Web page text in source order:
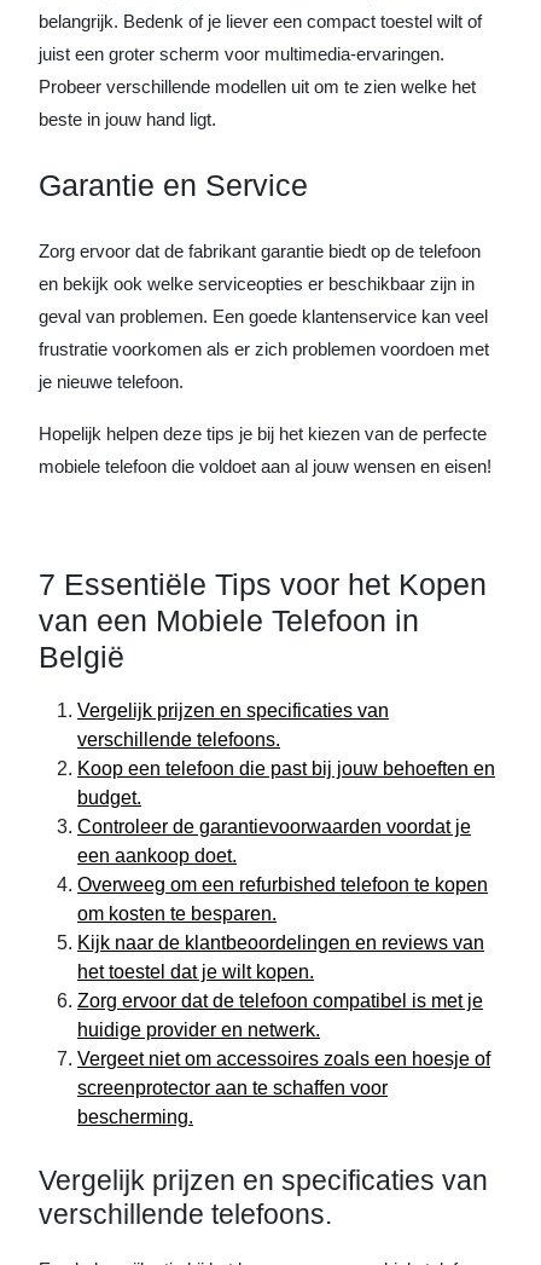
belangrijk. Bedenk of je liever een compact toestel wilt of
juist een groter scherm voor multimedia-ervaringen.
Probeer verschillende modellen uit om te zien welke het
beste in jouw hand ligt.
Garantie en Service
Zorg ervoor dat de fabrikant garantie biedt op de telefoon
en bekijk ook welke serviceopties er beschikbaar zijn in
geval van problemen. Een goede klantenservice kan veel
frustratie voorkomen als er zich problemen voordoen met
je nieuwe telefoon.
Hopelijk helpen deze tips je bij het kiezen van de perfecte
mobiele telefoon die voldoet aan al jouw wensen en eisen!
7 Essentiële Tips voor het Kopen
van een Mobiele Telefoon in
België
Vergelijk prijzen en specificaties van
verschillende telefoons.
Koop een telefoon die past bij jouw behoeften en
budget.
Controleer de garantievoorwaarden voordat je
een aankoop doet.
Overweeg om een refurbished telefoon te kopen
om kosten te besparen.
Kijk naar de klantbeoordelingen en reviews van
het toestel dat je wilt kopen.
Zorg ervoor dat de telefoon compatibel is met je
huidige provider en netwerk.
Vergeet niet om accessoires zoals een hoesje of
screenprotector aan te schaffen voor
bescherming.
Vergelijk prijzen en specificaties van
verschillende telefoons.